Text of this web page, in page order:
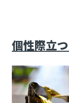
個性際立